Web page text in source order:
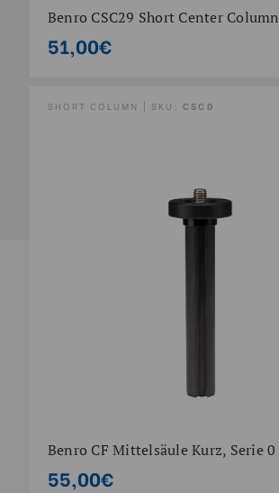
Benro CSC29 Short Center Column
51,00€
SHORT COLUMN | SKU: CSC0
Benro CF Mittelsäule Kurz, Serie 0
55,00€